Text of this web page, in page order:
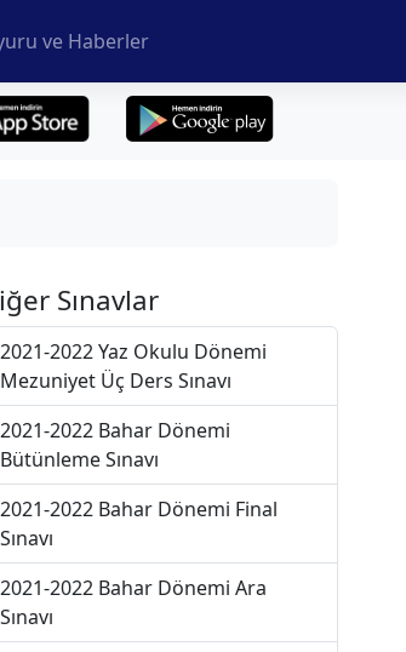
ve Haberler
Sınavlar
2021-2022 Yaz Okulu Dönemi
Mezuniyet Üç Ders Sınavı
2021-2022 Bahar Dönemi
Bütünleme Sınavı
2021-2022 Bahar Dönemi Final
Sınavı
2021-2022 Bahar Dönemi Ara
Sınavı